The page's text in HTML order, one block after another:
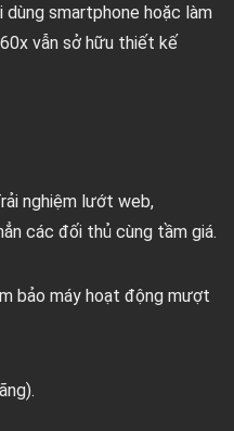
smartphone hoặc làm
vẫn sở hữu thiết kế
nghiệm lướt web,
các đối thủ cùng tầm giá.
bảo máy hoạt động mượt